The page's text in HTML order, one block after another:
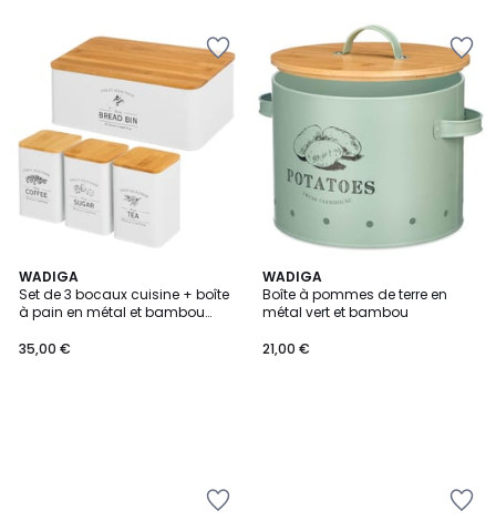
WADIGA
Set de 3 bocaux cuisine + boîte
à pain en métal et bambou
35,00 €
WADIGA
Boîte à pommes de terre en
métal vert et bambou
21,00 €